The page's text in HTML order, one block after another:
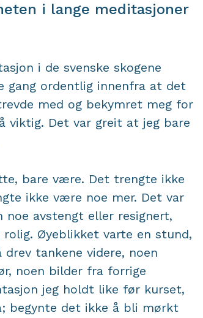
i lange meditasjoner
i de svenske skogene
gang ordentlig innenfra at det
med og bekymret meg for
viktig. Det var greit at jeg bare
bare være. Det trengte ikke
ikke være noe mer. Det var
noe avstengt eller resignert,
Øyeblikket varte en stund,
drev tankene videre, noen
noen bilder fra forrige
jeg holdt like før kurset,
begynte det ikke å bli mørkt